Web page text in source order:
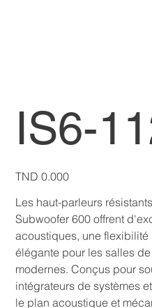
IS6-
Price
TND 0.000
Les haut-parleurs
Subwoofer 600 offrent
acoustiques, une
élégante pour les salles
modernes. Conçus pour
intégrateurs de systèmes
le plan acoustique et